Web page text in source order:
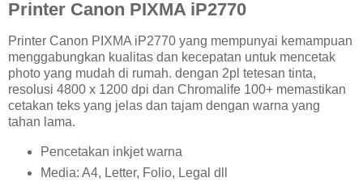
Printer Canon PIXMA iP2770
Printer Canon PIXMA iP2770 yang mempunyai kemampuan
menggabungkan kualitas dan kecepatan untuk mencetak
photo yang mudah di rumah. dengan 2pl tetesan tinta,
resolusi 4800 x 1200 dpi dan Chromalife 100+ memastikan
cetakan teks yang jelas dan tajam dengan warna yang
tahan lama.
Pencetakan inkjet warna
Media: A4, Letter, Folio, Legal dll